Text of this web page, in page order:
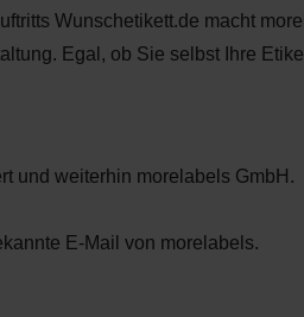
Wunschetikett.de macht
Egal, ob Sie selbst Ihre
und weiterhin morelabels GmbH.
E-Mail von morelabels.